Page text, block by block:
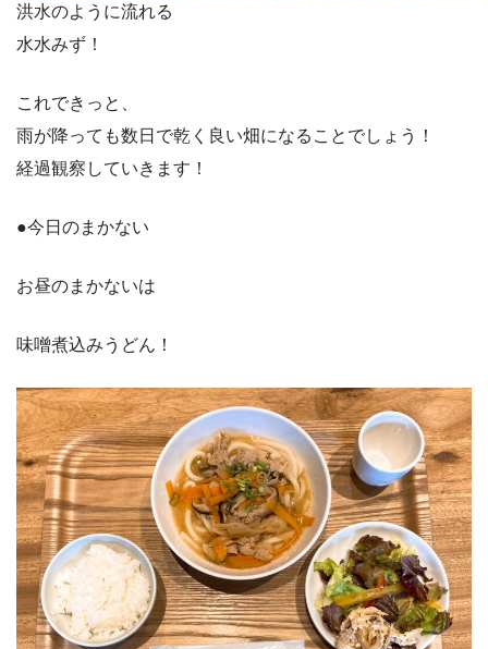
洪水のように流れる
水水みず！
これできっと、
雨が降っても数日で乾く良い畑になることでしょう！
経過観察していきます！
●今日のまかない
お昼のまかないは
味噌煮込みうどん！